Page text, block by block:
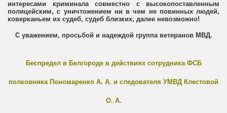
интересами криминала совместно с высокопоставленным
полицейским, с уничтожением ни в чем не повинных людей,
коверканьем их судеб, судеб близких, далее невозможно!
С уважением, просьбой и надеждой группа ветеранов МВД.
Беспредел в Белгороде в действиях сотрудника ФСБ
полковника Пономаренко А. А. и следователя УМВД Клестовой
О. А.